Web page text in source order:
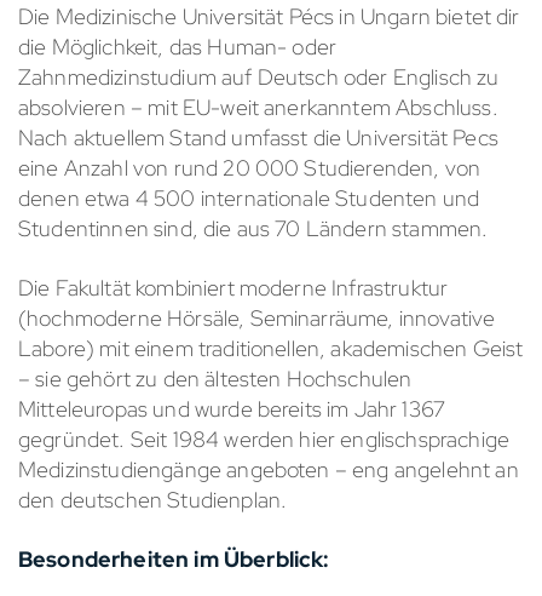
Die Medizinische Universität Pécs in Ungarn bietet dir
die Möglichkeit, das Human- oder
Zahnmedizinstudium auf Deutsch oder Englisch zu
absolvieren – mit EU-weit anerkanntem Abschluss.
Nach aktuellem Stand umfasst die Universität Pecs
eine Anzahl von rund 20 000 Studierenden, von
denen etwa 4 500 internationale Studenten und
Studentinnen sind, die aus 70 Ländern stammen.
Die Fakultät kombiniert moderne Infrastruktur
(hochmoderne Hörsäle, Seminarräume, innovative
Labore) mit einem traditionellen, akademischen Geist
– sie gehört zu den ältesten Hochschulen
Mitteleuropas und wurde bereits im Jahr 1367
gegründet. Seit 1984 werden hier englischsprachige
Medizinstudiengänge angeboten – eng angelehnt an
den deutschen Studienplan.
Besonderheiten im Überblick: